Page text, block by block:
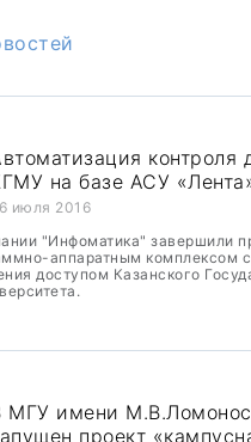
контроля
на базе АСУ
июля 2016
"Инфоматика" завершили
аппаратным комплексом
доступом Казанского
МГУ имени
проект